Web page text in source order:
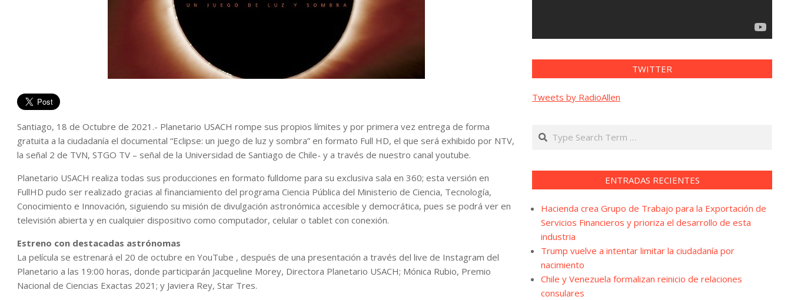
Santiago, 18 de Octubre de 2021.- Planetario USACH rompe sus propios límites y por primera vez entrega de forma
gratuita a la ciudadanía el documental “Eclipse: un juego de luz y sombra” en formato Full HD, el que será exhibido por NTV,
la señal 2 de TVN, STGO TV – señal de la Universidad de Santiago de Chile- y a través de nuestro canal youtube.
Planetario USACH realiza todas sus producciones en formato fulldome para su exclusiva sala en 360; esta versión en
FullHD pudo ser realizado gracias al financiamiento del programa Ciencia Pública del Ministerio de Ciencia, Tecnología,
Conocimiento e Innovación, siguiendo su misión de divulgación astronómica accesible y democrática, pues se podrá ver en
televisión abierta y en cualquier dispositivo como computador, celular o tablet con conexión.
Estreno con destacadas astrónomas
La película se estrenará el 20 de octubre en YouTube , después de una presentación a través del live de Instagram del
Planetario a las 19:00 horas, donde participarán Jacqueline Morey, Directora Planetario USACH; Mónica Rubio, Premio
Nacional de Ciencias Exactas 2021; y Javiera Rey, Star Tres.
TWITTER
Tweets by RadioAllen
Search
ENTRADAS RECIENTES
Hacienda crea Grupo de Trabajo para la Exportación de
Servicios Financieros y prioriza el desarrollo de esta
industria
Trump vuelve a intentar limitar la ciudadanía por
nacimiento
Chile y Venezuela formalizan reinicio de relaciones
consulares